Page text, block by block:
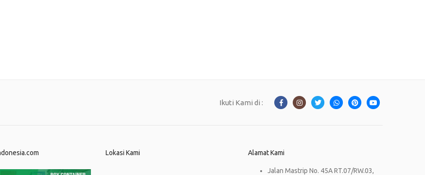
Ikuti Kami di :
Lokasi Kami Alamat Kami
Jalan Mastrip No. 45A RT.07/RW.03,